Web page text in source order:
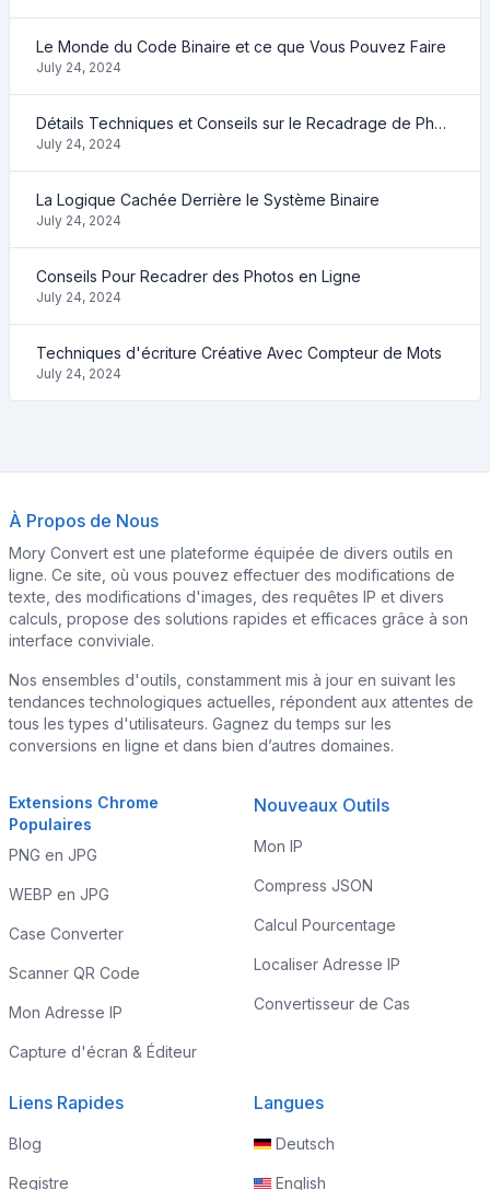
Le Monde du Code Binaire et ce que Vous Pouvez Faire
July 24, 2024
Détails Techniques et Conseils sur le Recadrage de Photos
July 24, 2024
La Logique Cachée Derrière le Système Binaire
July 24, 2024
Conseils Pour Recadrer des Photos en Ligne
July 24, 2024
Techniques d'écriture Créative Avec Compteur de Mots
July 24, 2024
À Propos de Nous
Mory Convert est une plateforme équipée de divers outils en
ligne. Ce site, où vous pouvez effectuer des modifications de
texte, des modifications d'images, des requêtes IP et divers
calculs, propose des solutions rapides et efficaces grâce à son
interface conviviale.
Nos ensembles d'outils, constamment mis à jour en suivant les
tendances technologiques actuelles, répondent aux attentes de
tous les types d'utilisateurs. Gagnez du temps sur les
conversions en ligne et dans bien d’autres domaines.
Extensions Chrome
Populaires
PNG en JPG
WEBP en JPG
Case Converter
Scanner QR Code
Mon Adresse IP
Capture d'écran & Éditeur
Nouveaux Outils
Mon IP
Compress JSON
Calcul Pourcentage
Localiser Adresse IP
Convertisseur de Cas
Liens Rapides
Blog
Registre
Langues
Deutsch
English